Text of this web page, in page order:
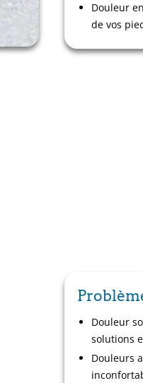
Douleur
de vos
Douleur
solutions
Douleurs